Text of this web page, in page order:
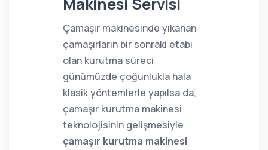
Çamaşır makinesinde yıkanan
çamaşırların bir sonraki etabı
olan kurutma süreci
günümüzde çoğunlukla hala
klasik yöntemlerle yapılsa da,
çamaşır kurutma makinesi
teknolojisinin gelişmesiyle
çamaşır kurutma makinesi